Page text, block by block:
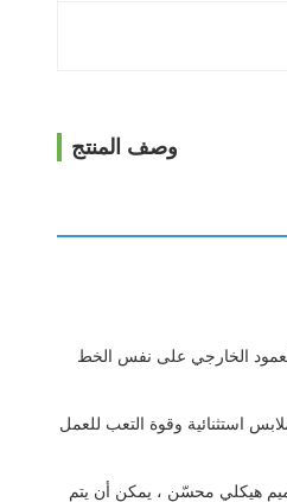
وصف المنتج
بكفاءة. العمود المدخل والعمود الخارجي على نفس الخط
استثنائية وقوة التعب للعمل
هيكلي محسّن ، يمكن أن يتم